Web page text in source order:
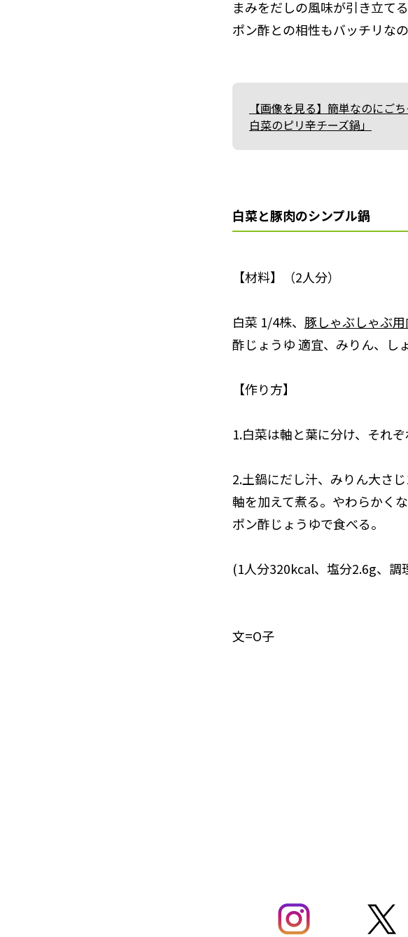
まみをだしの風味が引き立て
ポン酢との相性もバッチリな
【画像を見る】簡単なのにご
白菜のピリ辛チーズ鍋」
白菜と豚肉のシンプル鍋
【材料】（2人分）
白菜 1/4株、 豚しゃぶしゃぶ用
酢じょうゆ 適宜、みりん、し
【作り方】
1.白菜は軸と葉に分け、それ
2.土鍋にだし汁、みりん大さ
軸を加えて煮る。やわらかく
ポン酢じょうゆで食べる。
(1人分320kcal、塩分2.6g、調
文=O子